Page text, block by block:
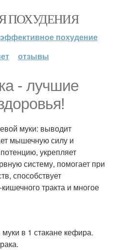
ПОХУДЕНИЯ
эффективное похудение
отзывы
- лучшие
муки: выводит
мышечную силу и
укрепляет
систему, помогает при
способствует
тракта и многое
в 1 стакане кефира.